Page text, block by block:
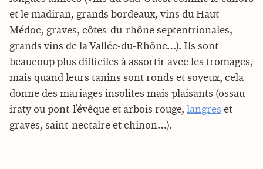
et le madiran, grands bordeaux, vins du Haut-
Médoc, graves, côtes-du-rhône septentrionales,
grands vins de la Vallée-du-Rhône…). Ils sont
beaucoup plus difficiles à assortir avec les fromages,
mais quand leurs tanins sont ronds et soyeux, cela
donne des mariages insolites mais plaisants (ossau-
iraty ou pont-l’évêque et arbois rouge, langres et
graves, saint-nectaire et chinon…).